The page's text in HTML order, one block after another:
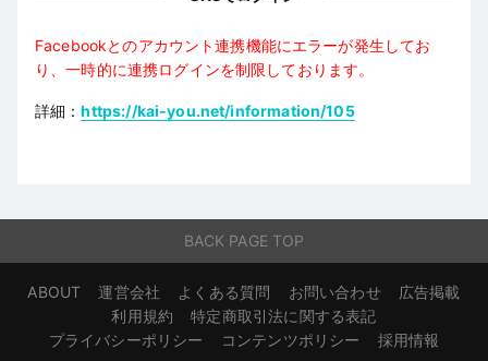
Facebookとのアカウント連携機能にエラーが発生してお
り、一時的に連携ログインを制限しております。
詳細：https://kai-you.net/information/105
BACK PAGE TOP
ABOUT 運営会社 よくある質問 お問い合わせ
広告掲載
利用規約
特定商取引法に関する表記
プライバシーポリシー
コンテンツポリシー 採用情報